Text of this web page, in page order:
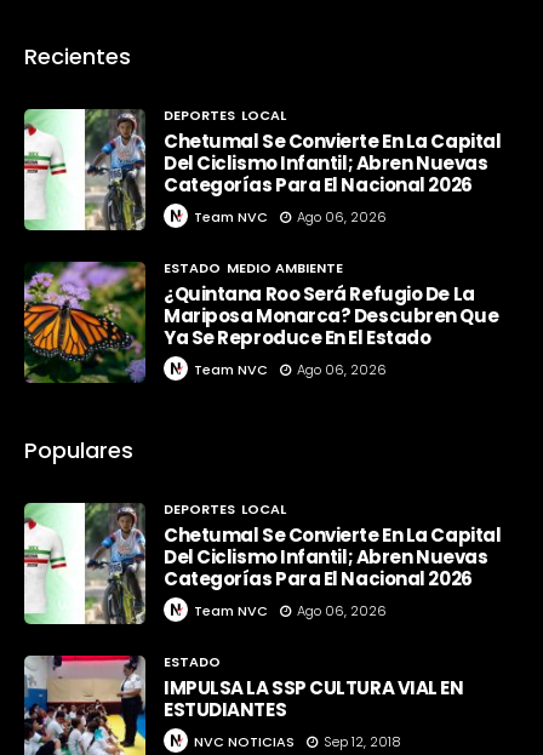
Recientes
DEPORTES LOCAL
Chetumal Se Convierte En La Capital
Del Ciclismo Infantil; Abren Nuevas
Categorías Para El Nacional 2026
Team NVC Ago 06, 2026
ESTADO MEDIO AMBIENTE
¿Quintana Roo Será Refugio De La
Mariposa Monarca? Descubren Que
Ya Se Reproduce En El Estado
Team NVC Ago 06, 2026
Populares
DEPORTES LOCAL
Chetumal Se Convierte En La Capital
Del Ciclismo Infantil; Abren Nuevas
Categorías Para El Nacional 2026
Team NVC Ago 06, 2026
ESTADO
IMPULSA LA SSP CULTURA VIAL EN
ESTUDIANTES
NVC NOTICIAS Sep 12, 2018